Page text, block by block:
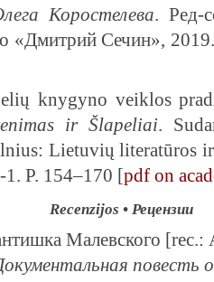
Коростелева. Ред-
«Дмитрий Сечин»,
knygyno veiklos
ir Šlapeliai.
Lietuvių literatūros
P. 154–170 [pdf on
Recenzijos • Рецензии
Малевского [rec.:
повесть